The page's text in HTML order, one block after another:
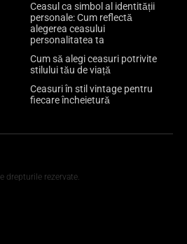
Ceasul ca simbol al identității
personale: Cum reflectă
alegerea ceasului
personalitatea ta
Cum să alegi ceasuri potrivite
stilului tău de viață
Ceasuri în stil vintage pentru
fiecare încheietură
drepturile rezervate.